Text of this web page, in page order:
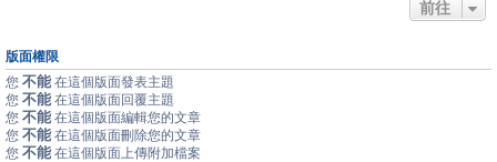
前往
版面權限
您 不能 在這個版面發表主題
您 不能 在這個版面回覆主題
您 不能 在這個版面編輯您的文章
您 不能 在這個版面刪除您的文章
您 不能 在這個版面上傳附加檔案